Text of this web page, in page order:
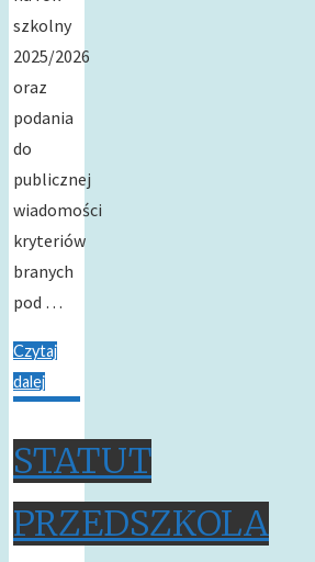
szkolny
2025/2026
oraz
podania
do
publicznej
wiadomości
kryteriów
branych
pod …
Czytaj
dalej
STATUT
PRZEDSZKOLA